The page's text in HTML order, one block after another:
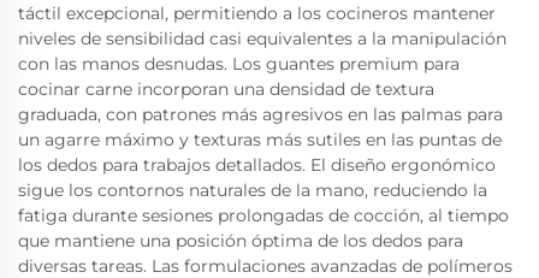
táctil excepcional, permitiendo a los cocineros mantener
niveles de sensibilidad casi equivalentes a la manipulación
con las manos desnudas. Los guantes premium para
cocinar carne incorporan una densidad de textura
graduada, con patrones más agresivos en las palmas para
un agarre máximo y texturas más sutiles en las puntas de
los dedos para trabajos detallados. El diseño ergonómico
sigue los contornos naturales de la mano, reduciendo la
fatiga durante sesiones prolongadas de cocción, al tiempo
que mantiene una posición óptima de los dedos para
diversas tareas. Las formulaciones avanzadas de polímeros